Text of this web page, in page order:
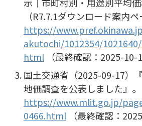
（R7.7.1ダウンロード案内ペ
https://
akutochi/1012354/
html （最終確認：2025-10-
国土交通省（2025-09-17）
地価調査を公表しました』。
https://www.mlit.go.jp/
0466.html （最終確認：